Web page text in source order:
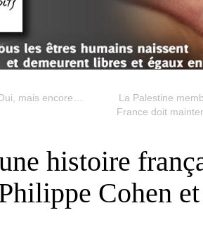
mais encore…
La Palestine
France doit
histoire
Cohen